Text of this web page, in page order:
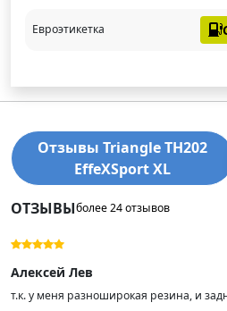
Евроэтикетка
Отзывы Triangle TH202
EffeXSport XL
ОТЗЫВЫболее 24 отзывов
Алексей Лев
т.к. у меня разноширокая резина, и